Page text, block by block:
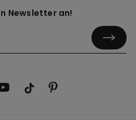
Newsletter an!